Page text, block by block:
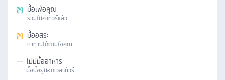
มื้อเพื่อคุณ
รวมในค่าทัวร์แล้ว
มื้ออิสระ
หาทานได้ตามใจคุณ
— ไม่มีมื้ออาหาร
มื้อนี้อยู่นอกเวลาทัวร์